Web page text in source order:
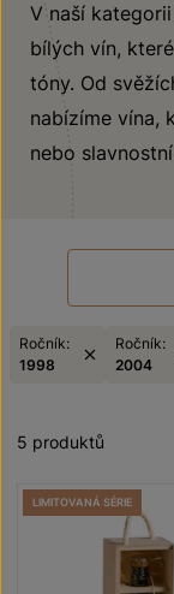
V naší
bílých vín,
tóny. Od
nabízíme vína,
nebo
Ročník:
1998
Ročník:
2004
5 produktů
LIMITOVANÁ SÉRIE